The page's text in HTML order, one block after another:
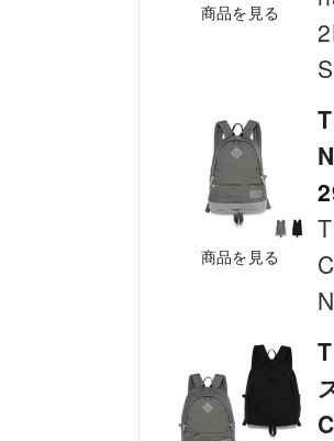
商品を見る
商品を見る